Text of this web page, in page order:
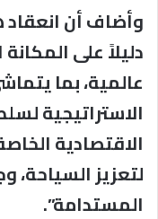
وأضاف أن انعقاد
دليلاً على
عالمية، بما
الاستراتيجية
لتعزيز السياحة،
المستدامة”.